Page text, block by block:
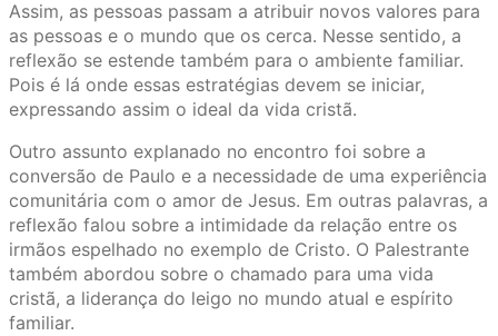
Assim, as pessoas passam a atribuir novos valores para
as pessoas e o mundo que os cerca. Nesse sentido, a
reflexão se estende também para o ambiente familiar.
Pois é lá onde essas estratégias devem se iniciar,
expressando assim o ideal da vida cristã.
Outro assunto explanado no encontro foi sobre a
conversão de Paulo e a necessidade de uma experiência
comunitária com o amor de Jesus. Em outras palavras, a
reflexão falou sobre a intimidade da relação entre os
irmãos espelhado no exemplo de Cristo. O Palestrante
também abordou sobre o chamado para uma vida
cristã, a liderança do leigo no mundo atual e espírito
familiar.